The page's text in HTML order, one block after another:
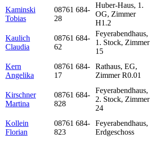
Kaminski
Tobias
08761 684-
28
Huber-Haus, 1.
OG, Zimmer
H1.2
Kaulich
Claudia
08761 684-
62
Feyerabendhaus,
1. Stock, Zimmer
15
Kern
Angelika
08761 684-
17
Rathaus, EG,
Zimmer R0.01
Kirschner
Martina
08761 684-
828
Feyerabendhaus,
2. Stock, Zimmer
24
Kollein
Florian
08761 684-
823
Feyerabendhaus,
Erdgeschoss